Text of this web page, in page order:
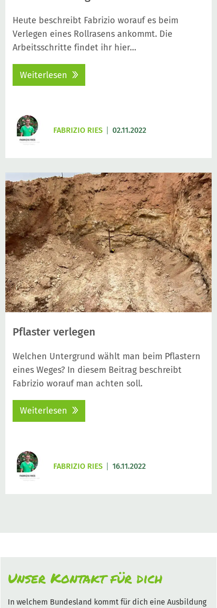
Heute beschreibt Fabrizio worauf es beim
Verlegen eines Rollrasens ankommt. Die
Arbeitsschritte findet ihr hier…
Weiterlesen
FABRIZIO RIES 02.11.2022
Pflaster verlegen
Welchen Untergrund wählt man beim Pflastern
eines Weges? In diesem Beitrag beschreibt
Fabrizio worauf man achten soll.
Weiterlesen
FABRIZIO RIES 16.11.2022
Unser Kontakt für dich
In welchem Bundesland kommt für dich eine Ausbildung